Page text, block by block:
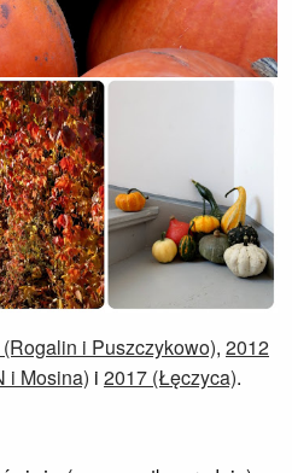
i Puszczykowo), 2012
i Mosina) i 2017 (Łęczyca).